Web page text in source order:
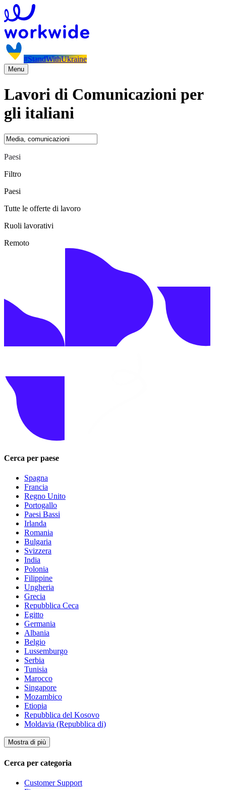
#StandWithUkraine
Menu
Lavori di Comunicazioni per
gli italiani
Paesi
Filtro
Paesi
Tutte le offerte di lavoro
Ruoli lavorativi
Remoto
Cerca per paese
Spagna
Francia
Regno Unito
Portogallo
Paesi Bassi
Irlanda
Romania
Bulgaria
Svizzera
India
Polonia
Filippine
Ungheria
Grecia
Repubblica Ceca
Egitto
Germania
Albania
Belgio
Lussemburgo
Serbia
Tunisia
Marocco
Singapore
Mozambico
Etiopia
Repubblica del Kosovo
Moldavia (Repubblica di)
Mostra di più
Cerca per categoria
Customer Support